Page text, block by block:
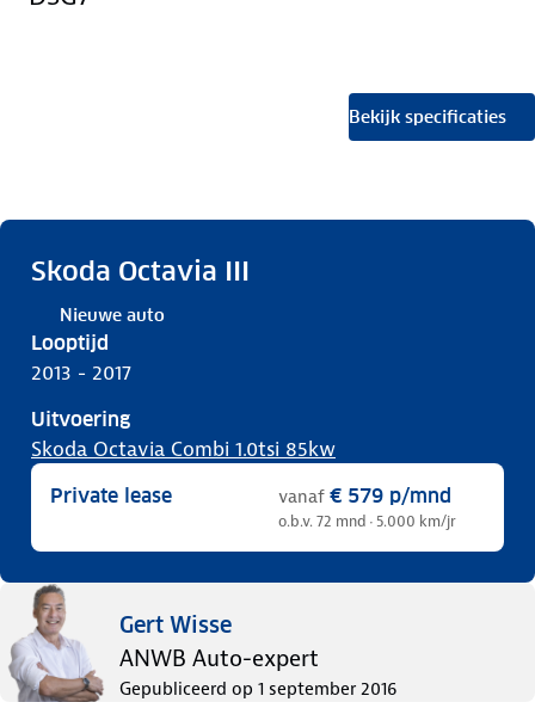
Bekijk specificaties
Skoda Octavia III
Nieuwe auto
Looptijd
2013 - 2017
Uitvoering
Skoda Octavia Combi 1.0tsi 85kw
Private lease vanaf € 579 p/mnd
o.b.v. 72 mnd · 5.000 km/jr
Gert Wisse
ANWB Auto-expert
Gepubliceerd op 1 september 2016